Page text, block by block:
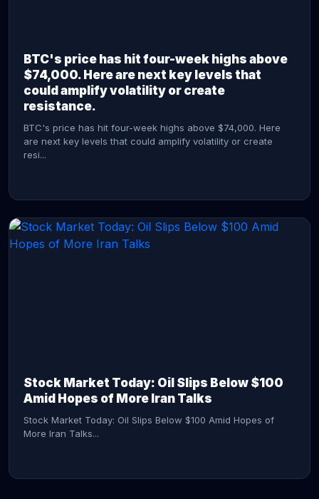
BTC's price has hit four-week highs above
$74,000. Here are next key levels that
could amplify volatility or create
resistance.
BTC's price has hit four-week highs above $74,000. Here
are next key levels that could amplify volatility or create
resi...
Stock Market Today: Oil Slips Below $100
Amid Hopes of More Iran Talks
Stock Market Today: Oil Slips Below $100 Amid Hopes of
More Iran Talks...